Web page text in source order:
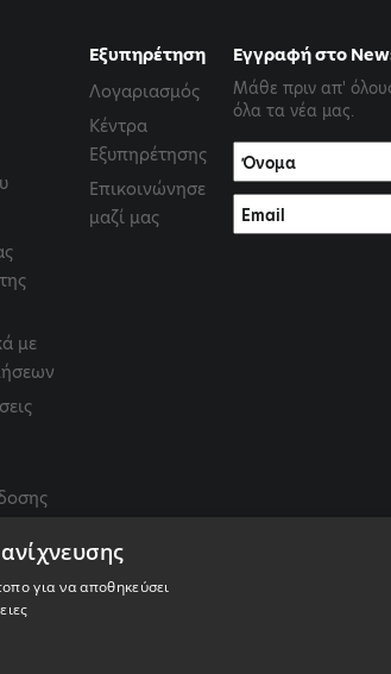
με
και
Εξυπηρέτηση
Λογαριασμός
Κέντρα
Εξυπηρέτησης
Επικοινώνησε
μαζί μας
Εγγραφή στο
Μάθε πριν απ'
όλα τα νέα μας.
για να αποθηκεύσει